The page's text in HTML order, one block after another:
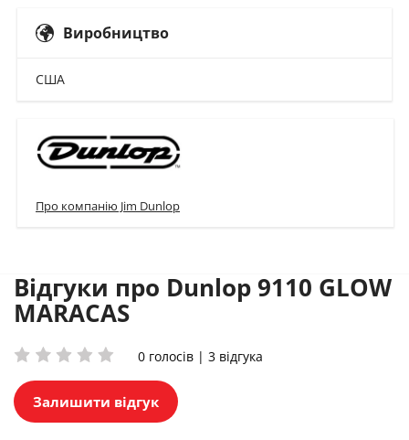
Виробництво
США
Про компанію Jim Dunlop
Відгуки про Dunlop 9110 GLOW
MARACAS
0 голосів | 3 відгука
Залишити відгук